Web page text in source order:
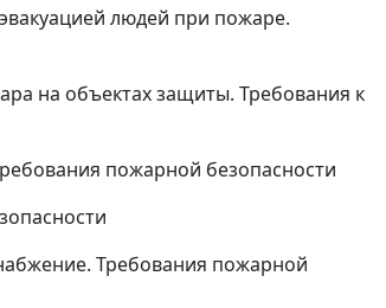
людей при пожаре.
на объектах защиты. Требования к
пожарной безопасности
Требования пожарной